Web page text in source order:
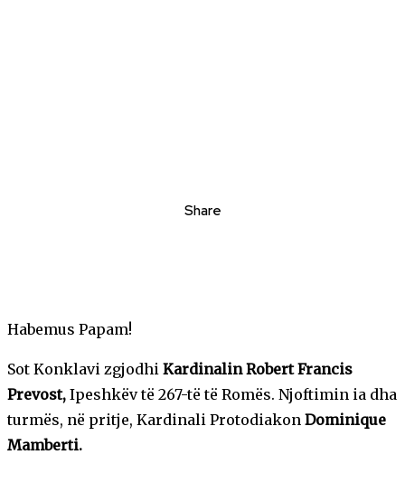
Share
Habemus Papam!
Sot Konklavi zgjodhi Kardinalin Robert Francis
Prevost, Ipeshkëv të 267-të të Romës. Njoftimin ia dha
turmës, në pritje, Kardinali Protodiakon Dominique
Mamberti.